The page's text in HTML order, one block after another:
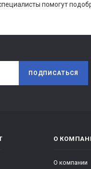
помогут
ПОДПИСАТЬСЯ
О
О компании